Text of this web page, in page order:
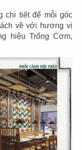
chi tiết để mỗi góc
về với hương vị
hiệu Trống Cơm,
An